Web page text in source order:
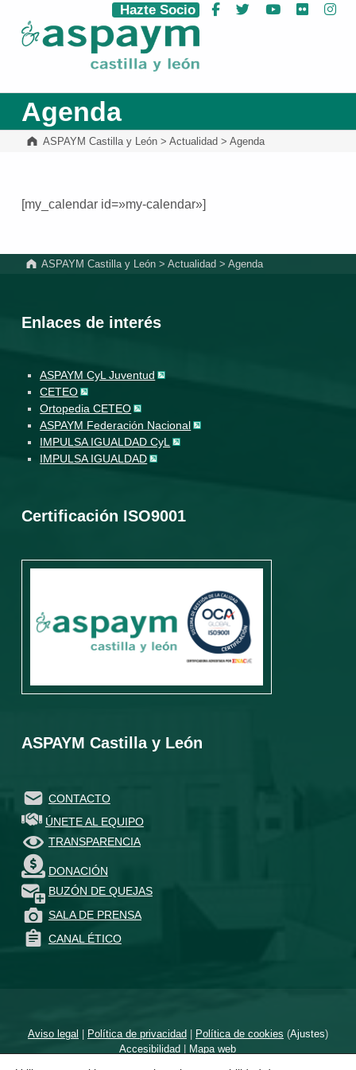
ASPAYM Castilla y León
Hazte Socio Facebook
Twitter YouTube
Flickr
Agenda
ASPAYM Castilla y León> Actualidad > Agenda
[my_calendar id=»my-calendar»]
ASPAYM Castilla y León >Actualidad >Agenda
Enlaces de interés
ASPAYM CyL Juventud
CETEO
Ortopedia CETEO
ASPAYM Federación Nacional
IMPULSA IGUALDAD CyL
IMPULSA IGUALDAD
Certificación ISO9001
ASPAYM Castilla y León
CONTACTO
ÚNETE AL EQUIPO
TRANSPARENCIA
DONACIÓN
BUZÓN DE QUEJAS
SALA DE PRENSA
CANAL ÉTICO
Aviso legal | Política de privacidad| Política de cookies (Ajustes)
Accesibilidad | Mapa web